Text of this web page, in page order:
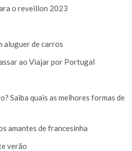
o reveillon 2023
aluguer de carros
ao Viajar por Portugal
Saiba quais as melhores formas de
amantes de francesinha
verão